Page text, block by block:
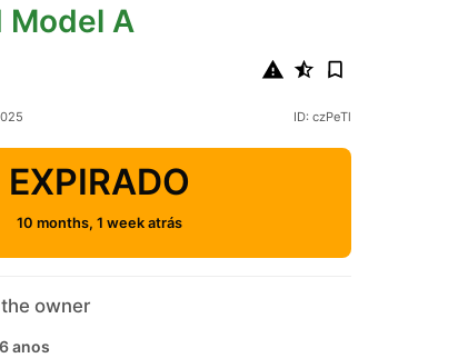
Model A
ID: czPeTl
EXPIRADO
10 months, 1 week atrás
owner
anos